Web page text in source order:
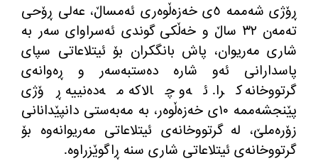
ڕۆژی شه‌ممه‌ ٥ی خه‌زه‌ڵوه‌ری ئه‌مساڵ، عه‌لی ڕۆحی
ته‌مه‌ن ٣٢ ساڵ و خه‌ڵكی گوندی ئه‌سراوای سه‌ر به‌
شاری مه‌ریوان، پاش بانگكران بۆ ئیتلاعاتی سپای
پاسدارانی ئه‌و شاره‌ ده‌ستبه‌سه‌ر و ڕه‌وانه‌ی
گرتووخانه كرا. ئه‌و چالاكه‌ مه‌ده‌نییه‌ ڕۆژی
پێنجشه‌ممه‌ ١٠ی خه‌زه‌ڵوه‌ر، به‌ مه‌به‌ستی دانپێدانانی
زۆره‌ملێ، له‌ گرتووخانه‌ی ئیتلاعاتی مه‌ریوانه‌وه‌ بۆ
گرتووخانه‌ی ئیتلاعاتی شاری سنه‌ ڕاگوێزراوه‌.